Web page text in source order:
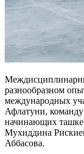
разнообразном
международных
Афлатуни,
начинающих
Мухиддина
Аббасова.